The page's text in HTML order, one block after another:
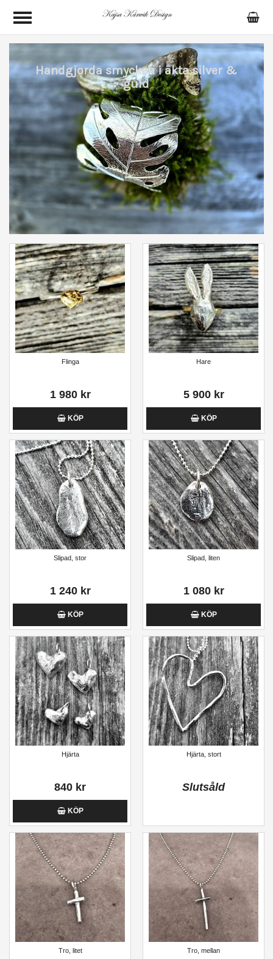
Handgjorda smycken i äkta silver &
guld
Flinga
1 980 kr
KÖP
Hare
5 900 kr
KÖP
Slipad, stor
1 240 kr
KÖP
Slipad, liten
1 080 kr
KÖP
Hjärta
840 kr
KÖP
Hjärta, stort
Slutsåld
Tro, litet Tro, mellan